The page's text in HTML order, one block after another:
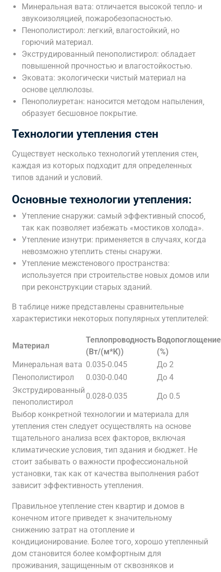
Минеральная вата: отличается высокой тепло- и
звукоизоляцией‚ пожаробезопасностью.
Пенополистирол: легкий‚ влагостойкий‚ но
горючий материал.
Экструдированный пенополистирол: обладает
повышенной прочностью и влагостойкостью.
Эковата: экологически чистый материал на
основе целлюлозы.
Пенополиуретан: наносится методом напыления‚
образует бесшовное покрытие.
Технологии утепления стен
Существует несколько технологий утепления стен‚
каждая из которых подходит для определенных
типов зданий и условий.
Основные технологии утепления:
Утепление снаружи: самый эффективный способ‚
так как позволяет избежать «мостиков холода».
Утепление изнутри: применяется в случаях‚ когда
невозможно утеплить стены снаружи.
Утепление межстенового пространства:
используется при строительстве новых домов или
при реконструкции старых зданий.
В таблице ниже представлены сравнительные
характеристики некоторых популярных утеплителей:
Материал
Теплопроводность
(Вт/(м*К))
Водопоглощение
(%)
Минеральная вата 0.035-0.045
До 2
Пенополистирол
0.030-0.040
До 4
Экструдированный
пенополистирол
0.028-0.035
До 0.5
Выбор конкретной технологии и материала для
утепления стен следует осуществлять на основе
тщательного анализа всех факторов‚ включая
климатические условия‚ тип здания и бюджет. Не
стоит забывать о важности профессиональной
установки‚ так как от качества выполнения работ
зависит эффективность утепления.
Правильное утепление стен квартир и домов в
конечном итоге приведет к значительному
снижению затрат на отопление и
кондиционирование. Более того‚ хорошо утепленный
дом становится более комфортным для
проживания‚ защищенным от сквозняков и